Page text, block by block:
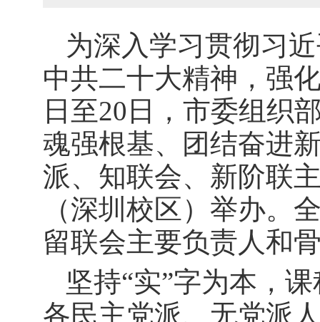
为深入学习贯彻习
中共二十大精神，强
日至20日，市委组织
魂强根基、团结奋进
派、知联会、新阶联
（深圳校区）举办。
留联会主要负责人和
坚持“实”字为本，
各民主党派、无党派